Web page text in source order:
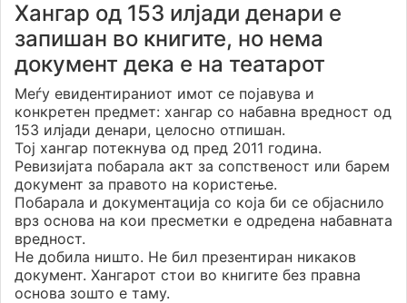
Хангар од 153 илјади денари е
запишан во книгите, но нема
документ дека е на театарот
Меѓу евидентираниот имот се појавува и
конкретен предмет: хангар со набавна вредност од
153 илјади денари, целосно отпишан.
Тој хангар потекнува од пред 2011 година.
Ревизијата побарала акт за сопственост или барем
документ за правото на користење.
Побарала и документација со која би се објаснило
врз основа на кои пресметки е одредена набавната
вредност.
Не добила ништо. Не бил презентиран никаков
документ. Хангарот стои во книгите без правна
основа зошто е таму.